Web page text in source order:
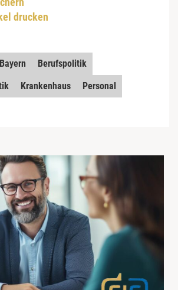
drucken
Bayern
Berufspolitik
Krankenhaus Personal